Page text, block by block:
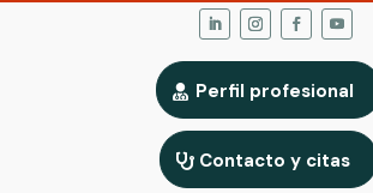
Perfil profesional
Contacto y citas